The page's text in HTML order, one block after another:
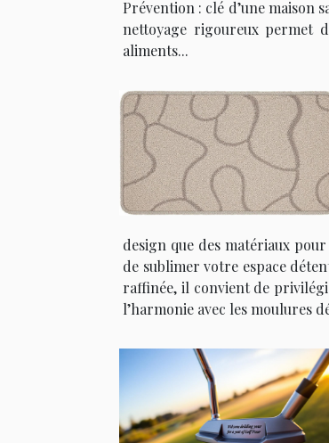
Prévention : clé d’une maison
nettoyage rigoureux permet
aliments...
design que des matériaux
de sublimer votre espace
raffinée, il convient de
l’harmonie avec les moulures